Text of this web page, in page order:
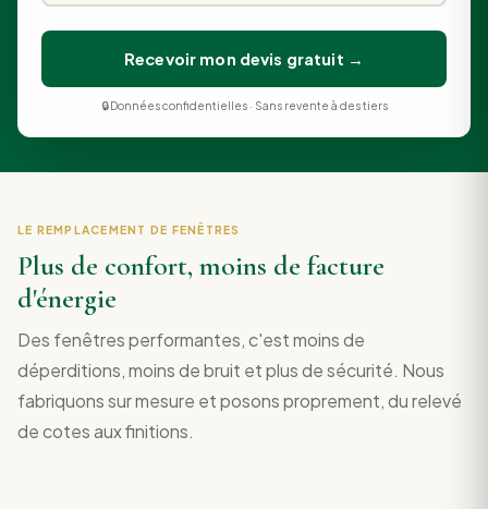
Recevoir mon devis gratuit →
🔒 Données confidentielles · Sans revente à des tiers
LE REMPLACEMENT DE FENÊTRES
Plus de confort, moins de facture
d'énergie
Des fenêtres performantes, c'est moins de
déperditions, moins de bruit et plus de sécurité. Nous
fabriquons sur mesure et posons proprement, du relevé
de cotes aux finitions.